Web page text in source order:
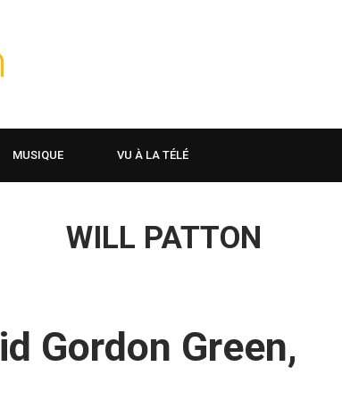
MUSIQUE VU À LA TÉLÉ
WILL PATTON
Gordon Green,